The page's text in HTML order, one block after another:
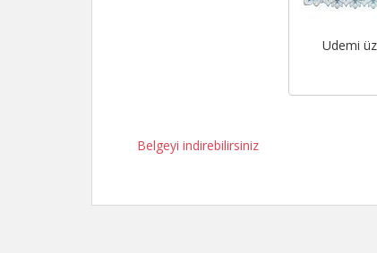
Udemi
Belgeyi indirebilirsiniz